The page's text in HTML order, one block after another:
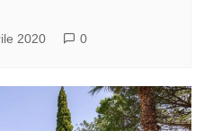
2020 0